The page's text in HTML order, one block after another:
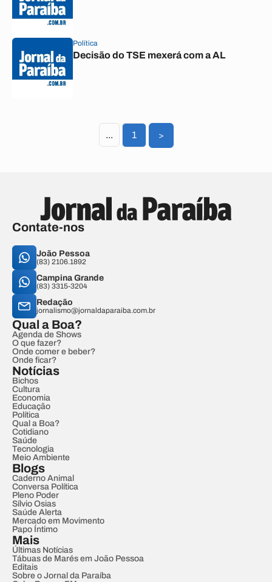
Política
Decisão do TSE mexerá com a AL
... 1 >
Contate-nos
João Pessoa
(83) 2106.1892
Campina Grande
(83) 3315-3204
Redação
jornalismo@jornaldaparaiba.com.br
Qual a Boa?
Agenda de Shows
O que fazer?
Onde comer e beber?
Onde ficar?
Notícias
Bichos
Cultura
Economia
Educação
Política
Qual a Boa?
Cotidiano
Saúde
Tecnologia
Meio Ambiente
Blogs
Caderno Animal
Conversa Política
Pleno Poder
Sílvio Osias
Saúde Alerta
Mercado em Movimento
Papo Íntimo
Mais
Últimas Notícias
Tábuas de Marés em João Pessoa
Editais
Sobre o Jornal da Paraíba